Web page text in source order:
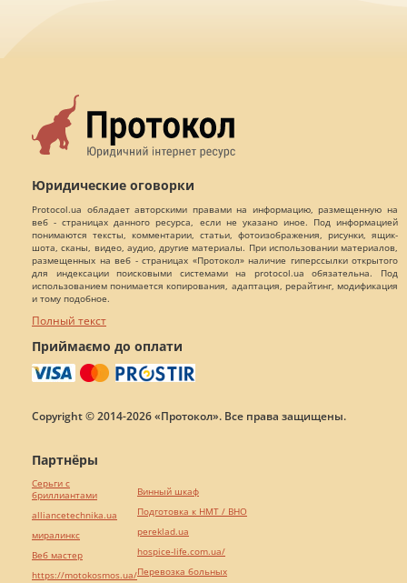
Юридические оговорки
Protocol.ua обладает авторскими правами на информацию, размещенную на
веб - страницах данного ресурса, если не указано иное. Под информацией
понимаются тексты, комментарии, статьи, фотоизображения, рисунки, ящик-
шота, сканы, видео, аудио, другие материалы. При использовании материалов,
размещенных на веб - страницах «Протокол» наличие гиперссылки открытого
для индексации поисковыми системами на protocol.ua обязательна. Под
использованием понимается копирования, адаптация, рерайтинг, модификация
и тому подобное.
Полный текст
Приймаємо до оплати
Copyright © 2014-2026 «Протокол». Все права защищены.
Партнёры
Серьги с
бриллиантами
alliancetechnika.ua
миралинкс
Веб мастер
https://motokosmos.ua/
Винный шкаф
Подготовка к НМТ / ВНО
pereklad.ua
hospice-life.com.ua/
Перевозка больных